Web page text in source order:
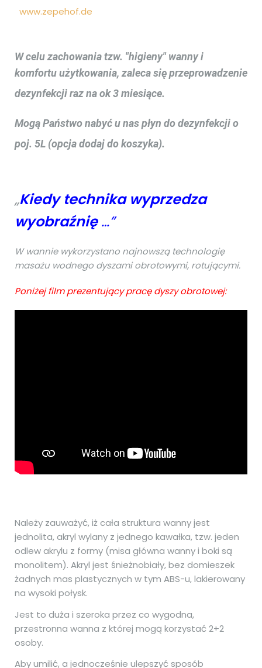
www.zepehof.de
W celu zachowania tzw. "higieny" wanny i
komfortu użytkowania, zaleca się przeprowadzenie
dezynfekcji raz na ok 3 miesiące.
Mogą Państwo nabyć u nas płyn do dezynfekcji o
poj. 5L (opcja dodaj do koszyka).
„Kiedy technika wyprzedza
wyobraźnię…”
W wannie wykorzystano najnowszą technologię
masażu wodnego dyszami obrotowymi, rotującymi.
Poniżej film prezentujący pracę dyszy obrotowej:
Należy zauważyć, iż cała struktura wanny jest
jednolita, akryl wylany z jednego kawałka, tzw. jeden
odlew akrylu z formy (misa główna wanny i boki są
monolitem). Akryl jest śnieżnobiały, bez domieszek
żadnych mas plastycznych w tym ABS-u, lakierowany
na wysoki połysk.
Jest to duża i szeroka przez co wygodna,
przestronna wanna z której mogą korzystać 2+2
osoby.
Aby umilić, a jednocześnie ulepszyć sposób